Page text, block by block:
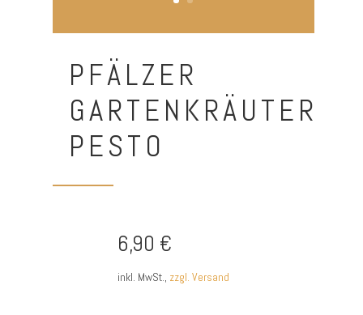
PFÄLZER
GARTENKRÄUTER
PESTO
6,90 €
inkl. MwSt., zzgl. Versand